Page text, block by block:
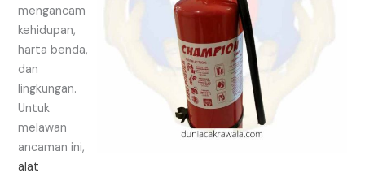
mengancam
kehidupan,
harta benda,
dan
lingkungan.
Untuk
melawan
ancaman ini,
alat